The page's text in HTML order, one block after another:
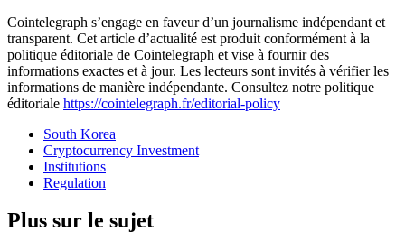
Cointelegraph s’engage en faveur d’un journalisme indépendant et
transparent. Cet article d’actualité est produit conformément à la
politique éditoriale de Cointelegraph et vise à fournir des
informations exactes et à jour. Les lecteurs sont invités à vérifier les
informations de manière indépendante. Consultez notre politique
éditoriale https://cointelegraph.fr/editorial-policy
South Korea
Cryptocurrency Investment
Institutions
Regulation
Plus sur le sujet